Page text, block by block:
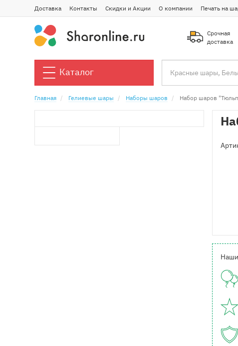
Доставка Контакты Скидки и Акции О компании Печать на
Срочная
доставка
Каталог
Главная Гелиевые шары Наборы шаров Набор шаров